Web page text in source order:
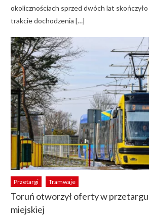
okolicznościach sprzed dwóch lat
trakcie dochodzenia […]
Przetargi Tramwaje
Toruń otworzył oferty w
miejskiej